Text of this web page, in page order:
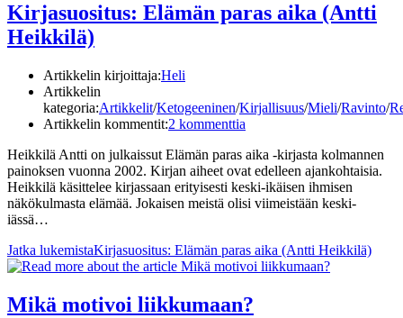
Kirjasuositus: Elämän paras aika (Antti
Heikkilä)
Artikkelin kirjoittaja:Heli
Artikkelin
kategoria:Artikkelit/Ketogeeninen/Kirjallisuus/Mieli/Ravinto/
Artikkelin kommentit:2 kommenttia
Heikkilä Antti on julkaissut Elämän paras aika -kirjasta kolmannen
painoksen vuonna 2002. Kirjan aiheet ovat edelleen ajankohtaisia.
Heikkilä käsittelee kirjassaan erityisesti keski-ikäisen ihmisen
näkökulmasta elämää. Jokaisen meistä olisi viimeistään keski-
iässä…
Jatka lukemistaKirjasuositus: Elämän paras aika (Antti Heikkilä)
Mikä motivoi liikkumaan?